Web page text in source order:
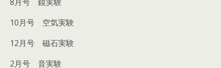
10月号 空気実験
12月号 磁石実験
2月号 音実験